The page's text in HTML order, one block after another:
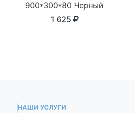
900*300*80 Черный
1 625
НАШИ УСЛУГИ